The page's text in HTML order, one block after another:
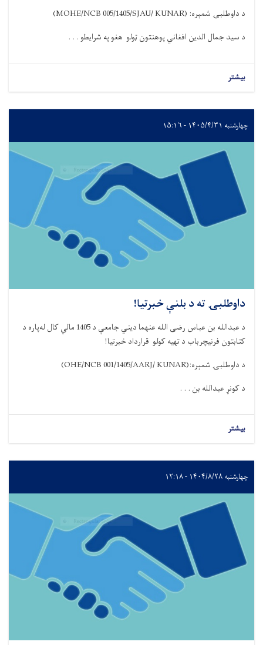
د داوطلبۍ شمېره:
(MOHE/NCB 005/1405/SJAU/ KUNAR)
د سید جمال الدین افغاني پوهنتون ټولو هغو په شرایطو . . .
بیشتر
چهارشنبه ۱۴۰۵/۴/۳۱ - ۱۵:۱۶
داوطلبۍ ته د بلنې خبرتیا!
د عبدالله بن عباس رضی الله عنهما دیني جامعې د 1405 مالي کال له‌پاره د
کتابتون فرنیچرباب د تهیه کولو قرارداد خبرتیا!
د داوطلبۍ شمېره:
(OHE/NCB 001/1405/AARJ/ KUNAR)
د کونړ عبدالله بن . . .
بیشتر
چهارشنبه ۱۴۰۴/۸/۲۸ - ۱۲:۱۸